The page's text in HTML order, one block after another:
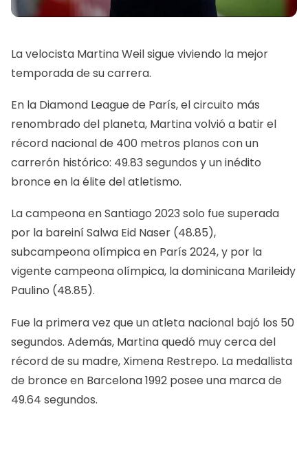
La velocista Martina Weil sigue viviendo la mejor
temporada de su carrera.
En la Diamond League de París, el circuito más
renombrado del planeta, Martina volvió a batir el
récord nacional de 400 metros planos con un
carrerón histórico: 49.83 segundos y un inédito
bronce en la élite del atletismo.
La campeona en Santiago 2023 solo fue superada
por la bareiní Salwa Eid Naser (48.85),
subcampeona olímpica en París 2024, y por la
vigente campeona olímpica, la dominicana Marileidy
Paulino (48.85).
Fue la primera vez que un atleta nacional bajó los 50
segundos. Además, Martina quedó muy cerca del
récord de su madre, Ximena Restrepo. La medallista
de bronce en Barcelona 1992 posee una marca de
49.64 segundos.